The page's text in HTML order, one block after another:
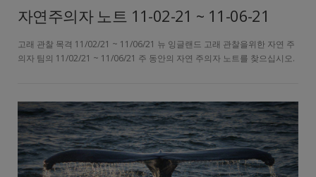
자연주의자 노트 11-02-21 ~ 11-06-21
고래 관찰 목격 11/02/21 ~ 11/06/21 뉴 잉글랜드 고래 관찰을위한 자연 주
의자 팀의 11/02/21 ~ 11/06/21 주 동안의 자연 주의자 노트를 찾으십시오.